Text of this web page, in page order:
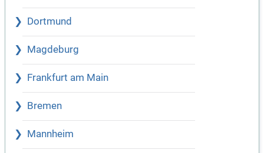
Dortmund
Magdeburg
Frankfurt am Main
Bremen
Mannheim